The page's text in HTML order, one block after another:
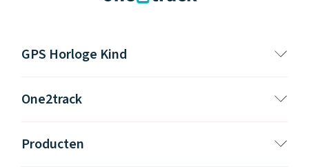
GPS Horloge Kind
One2track
Producten